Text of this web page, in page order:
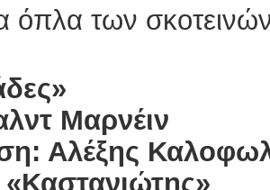
όπλα των
Μαρνέιν
Αλέξης
«Καστανιώτης»